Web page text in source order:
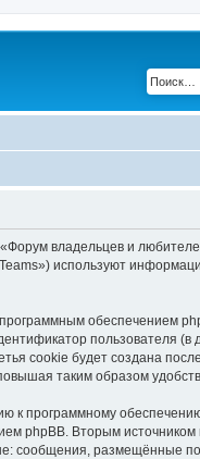
владельцев и
используют
обеспечением
пользователя
cookie будет создана
таким образом
к программному
phpBB. Вторым
сообщения, размещённые